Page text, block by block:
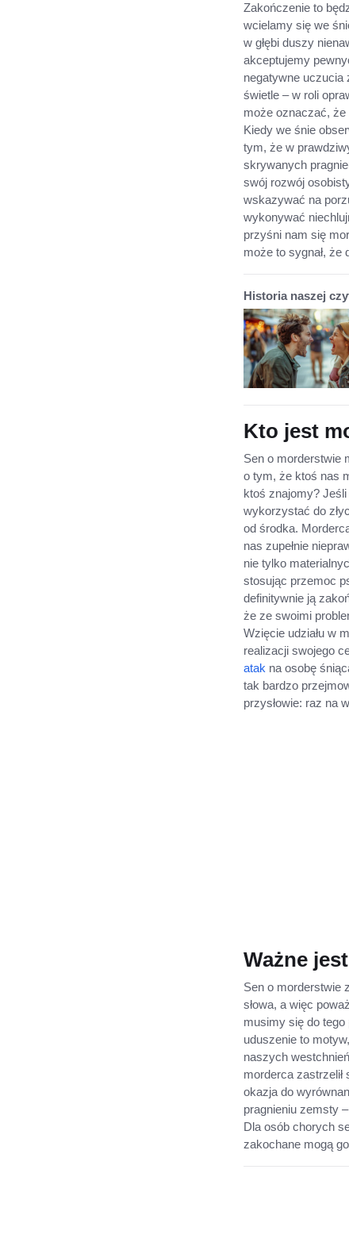
Zakończenie to
wcielamy się we
w głębi duszy
akceptujemy
negatywne uczucia
świetle – w roli
może oznaczać, że
Kiedy we śnie
tym, że w
skrywanych
swój rozwój
wskazywać na
wykonywać
przyśni nam się
może to sygnał, że
Historia naszej
Kto jest
Sen o morderstwie
o tym, że ktoś nas
ktoś znajomy?
wykorzystać do
od środka.
nas zupełnie
nie tylko
stosując przemoc
definitywnie ją
że ze swoimi
Wzięcie udziału w
realizacji swojego
atak na osobę
tak bardzo
przysłowie: raz na
Ważne
Sen o morderstwie
słowa, a więc
musimy się do
uduszenie to
naszych
morderca
okazja do
pragnieniu zemsty
Dla osób chorych
zakochane mogą